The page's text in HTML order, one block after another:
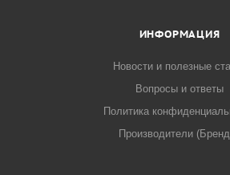
ИНФОРМАЦИЯ
Новости и полезные
Вопросы и ответы
Политика
Производители